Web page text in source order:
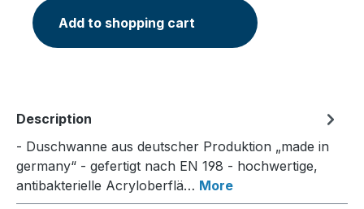
Add to shopping cart
Description
- Duschwanne aus deutscher Produktion „made in
germany“ - gefertigt nach EN 198 - hochwertige,
antibakterielle Acryloberflä… More